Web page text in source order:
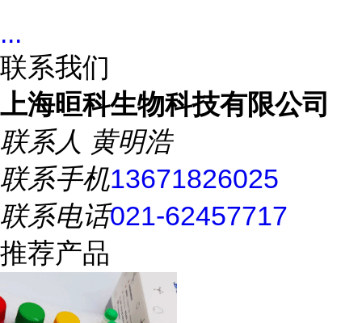
...
联系我们
上海晅科生物科技有限公司
联系人 黄明浩
联系手机13671826025
联系电话021-62457717
推荐产品